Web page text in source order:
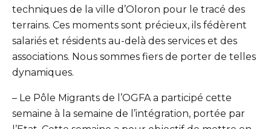
techniques de la ville d’Oloron pour le tracé des
terrains. Ces moments sont précieux, ils fédèrent
salariés et résidents au-delà des services et des
associations. Nous sommes fiers de porter de telles
dynamiques.
– Le Pôle Migrants de l’OGFA a participé cette
semaine à la semaine de l’intégration, portée par